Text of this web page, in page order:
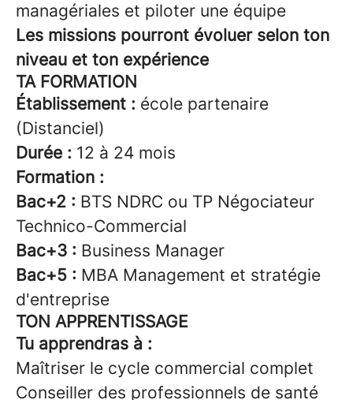
managériales et piloter une équipe
Les missions pourront évoluer selon ton
niveau et ton expérience
TA FORMATION
Établissement : école partenaire
(Distanciel)
Durée : 12 à 24 mois
Formation :
Bac+2 : BTS NDRC ou TP Négociateur
Technico-Commercial
Bac+3 : Business Manager
Bac+5 : MBA Management et stratégie
d'entreprise
TON APPRENTISSAGE
Tu apprendras à :
Maîtriser le cycle commercial complet
Conseiller des professionnels de santé